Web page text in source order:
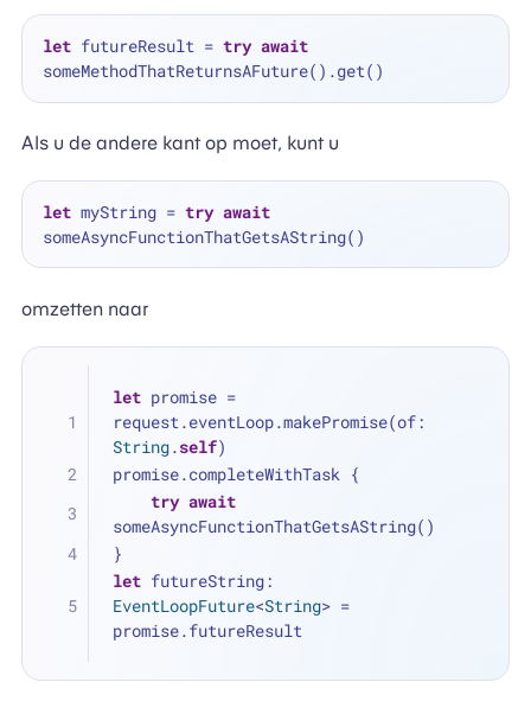
let futureResult = try await
Als u de andere kant op moet, kunt u
let myString = try await
omzetten naar
let promise =
String.self)
promise.completeWithTask {
try await
someAsyncFunctionThatGetsAString()
}
let
EventLoopFuture<String> =
promise.futureResult